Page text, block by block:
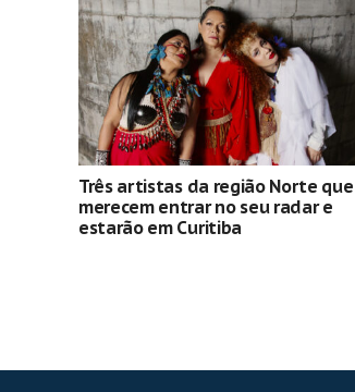
Três artistas da região Norte que
merecem entrar no seu radar e
estarão em Curitiba